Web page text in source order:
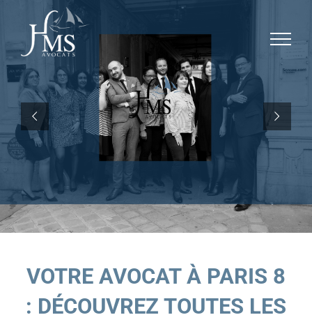
contenu
VOTRE AVOCAT À PARIS 8
: DÉCOUVREZ TOUTES LES
Panneau de gestion des cookies